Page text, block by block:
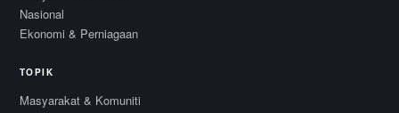
Nasional
Ekonomi & Perniagaan
TOPIK
Masyarakat & Komuniti